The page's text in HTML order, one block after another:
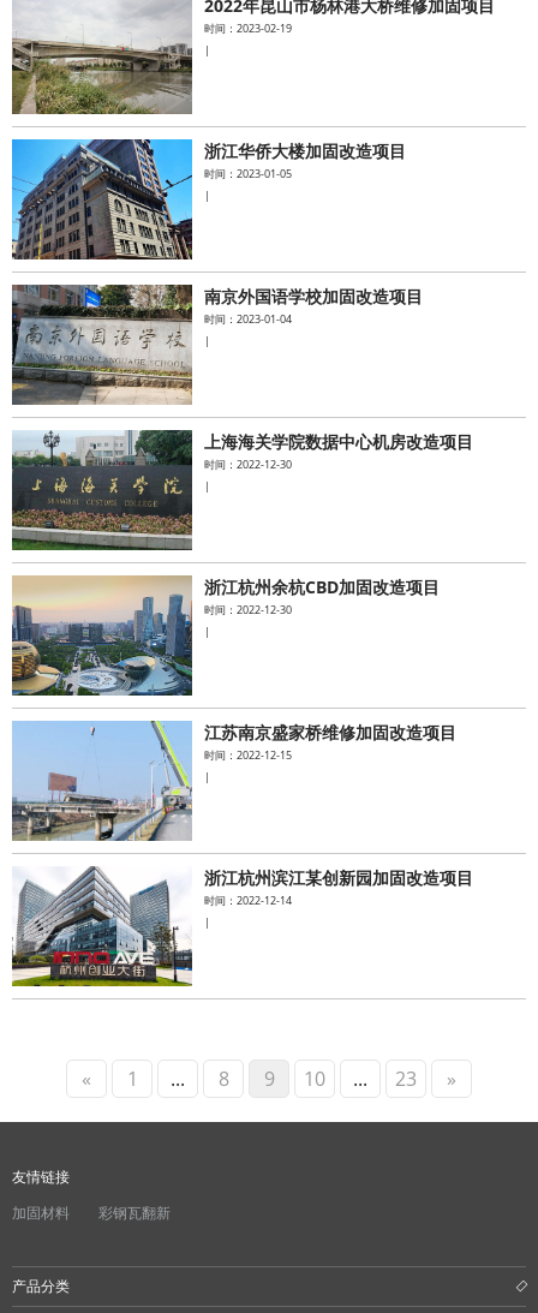
2022年昆山市杨林港大桥维修加固项目
时间：2023-02-19
|
浙江华侨大楼加固改造项目
时间：2023-01-05
|
南京外国语学校加固改造项目
时间：2023-01-04
|
上海海关学院数据中心机房改造项目
时间：2022-12-30
|
浙江杭州余杭CBD加固改造项目
时间：2022-12-30
|
江苏南京盛家桥维修加固改造项目
时间：2022-12-15
|
浙江杭州滨江某创新园加固改造项目
时间：2022-12-14
|
« 1 ... 8 9 10 ... 23 »
友情链接
加固材料
彩钢瓦翻新
产品分类